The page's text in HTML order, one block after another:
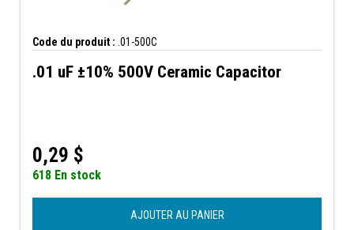
Code du produit : .01-500C
.01 uF ±10% 500V Ceramic Capacitor
0,29 $
618 En stock
AJOUTER AU PANIER